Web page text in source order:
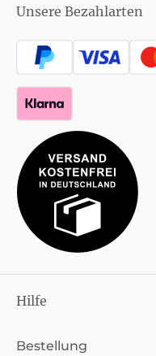
Unsere Bezahlarten
Hilfe
Bestellung